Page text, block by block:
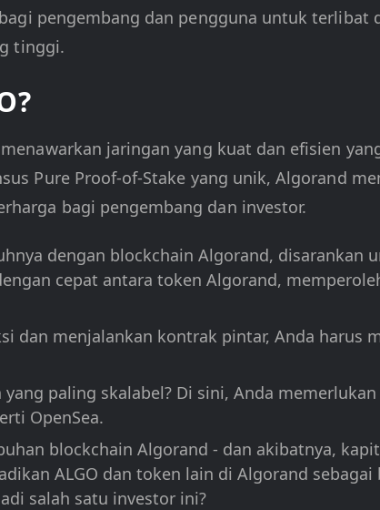
pengembang dan pengguna untuk terlibat
tinggi.
jaringan yang kuat dan efisien
Pure Proof-of-Stake yang unik, Algorand
bagi pengembang dan investor.
dengan blockchain Algorand, disarankan
cepat antara token Algorand,
dan menjalankan kontrak pintar, Anda harus
paling skalabel? Di sini, Anda memerlukan
OpenSea.
blockchain Algorand - dan akibatnya,
ALGO dan token lain di Algorand
salah satu investor ini?